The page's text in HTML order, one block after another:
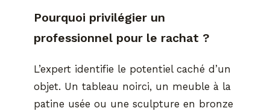
Pourquoi privilégier un
professionnel pour le rachat ?
L’expert identifie le potentiel caché d’un
objet. Un tableau noirci, un meuble à la
patine usée ou une sculpture en bronze